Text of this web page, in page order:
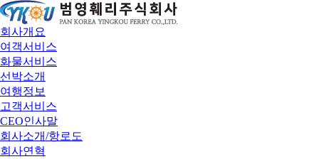
회사개요
여객서비스
화물서비스
선박소개
여행정보
고객서비스
CEO인사말
회사소개/항로도
회사연혁